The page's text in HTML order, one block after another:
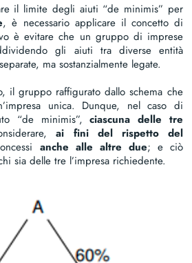
il limite degli aiuti “de minimis” per
, è necessario applicare il concetto di
è evitare che un gruppo di imprese
gli aiuti tra diverse entità
ma sostanzialmente legate.
il gruppo raffigurato dallo schema che
unica. Dunque, nel caso di
“de minimis”,ciascuna delle tre
ai fini del rispetto del
anche alle altre due; e ciò
sia delle tre l’impresa richiedente.